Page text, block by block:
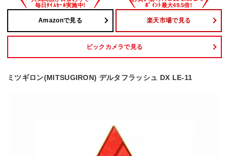
Amazonで見る 楽天市場で見る
ビックカメラで見る
ミツギロン(MITSUGIRON) デルタフラッシュ DX LE-11